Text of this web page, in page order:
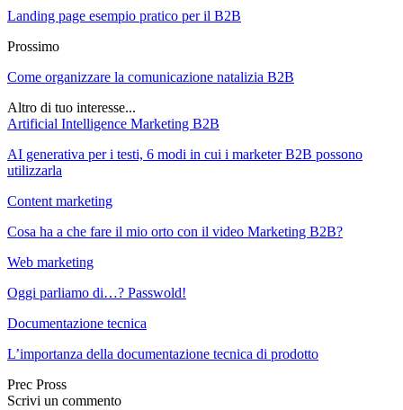
Landing page esempio pratico per il B2B
Prossimo
Come organizzare la comunicazione natalizia B2B
Altro di tuo interesse...
Artificial Intelligence Marketing B2B
AI generativa per i testi, 6 modi in cui i marketer B2B possono
utilizzarla
Content marketing
Cosa ha a che fare il mio orto con il video Marketing B2B?
Web marketing
Oggi parliamo di…? Passwold!
Documentazione tecnica
L’importanza della documentazione tecnica di prodotto
Prec Pross
Scrivi un commento